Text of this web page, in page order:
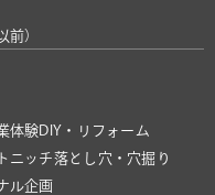
前）
体験 DIY・リフォーム
ニッチ落とし穴・穴掘り
ル企画